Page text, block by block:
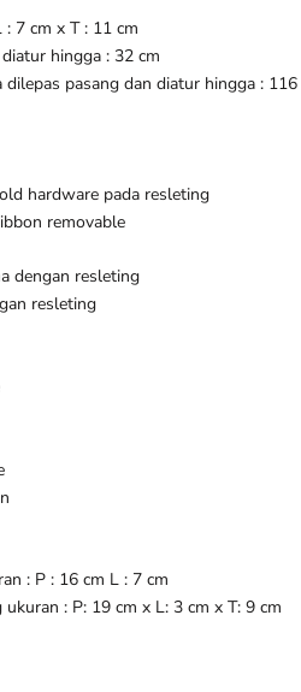
7 cm x T : 11 cm
hingga : 32 cm
dilepas pasang dan diatur hingga : 116
hardware pada resleting
removable
dengan resleting
resleting
: P : 16 cm L : 7 cm
: P: 19 cm x L: 3 cm x T: 9 cm